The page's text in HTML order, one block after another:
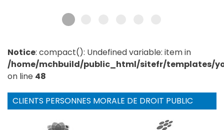
Notice: compact(): Undefined variable: item in
/home/mchbuild/public_html/sitefr/templates/
on line 48
CLIENTS PERSONNES MORALE DE DROIT PUBLIC